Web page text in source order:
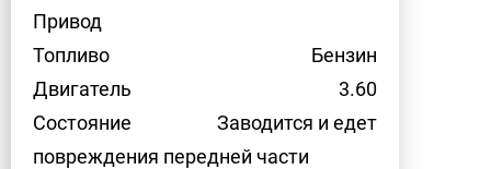
Привод
Топливо
Бензин
Двигатель
3.60
Состояние
Заводится и едет
повреждения передней части